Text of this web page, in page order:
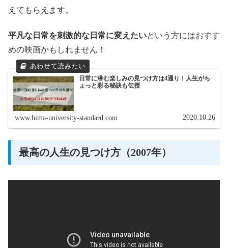
えてもらえます。
平凡な日常を刺激的な日常に変えたいという方にはおすす
めの映画かもしれません！
日常に潜む楽しみの見つけ方は4通り！人生がち
ょっと彩る秘訣も伝授
www.hima-university-standard.com 2020.10.26
最高の人生の見つけ方（2007年）